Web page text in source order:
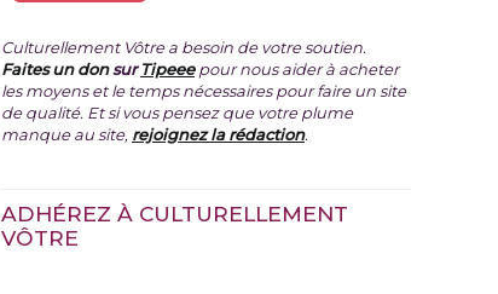
Culturellement Vôtre a besoin de votre soutien.
Faites un donsurTipeeepour nous aider à acheter
les moyens et le temps nécessaires pour faire un site
de qualité. Et si vous pensez que votre plume
manque au site, rejoignez la rédaction.
ADHÉREZ À CULTURELLEMENT
VÔTRE